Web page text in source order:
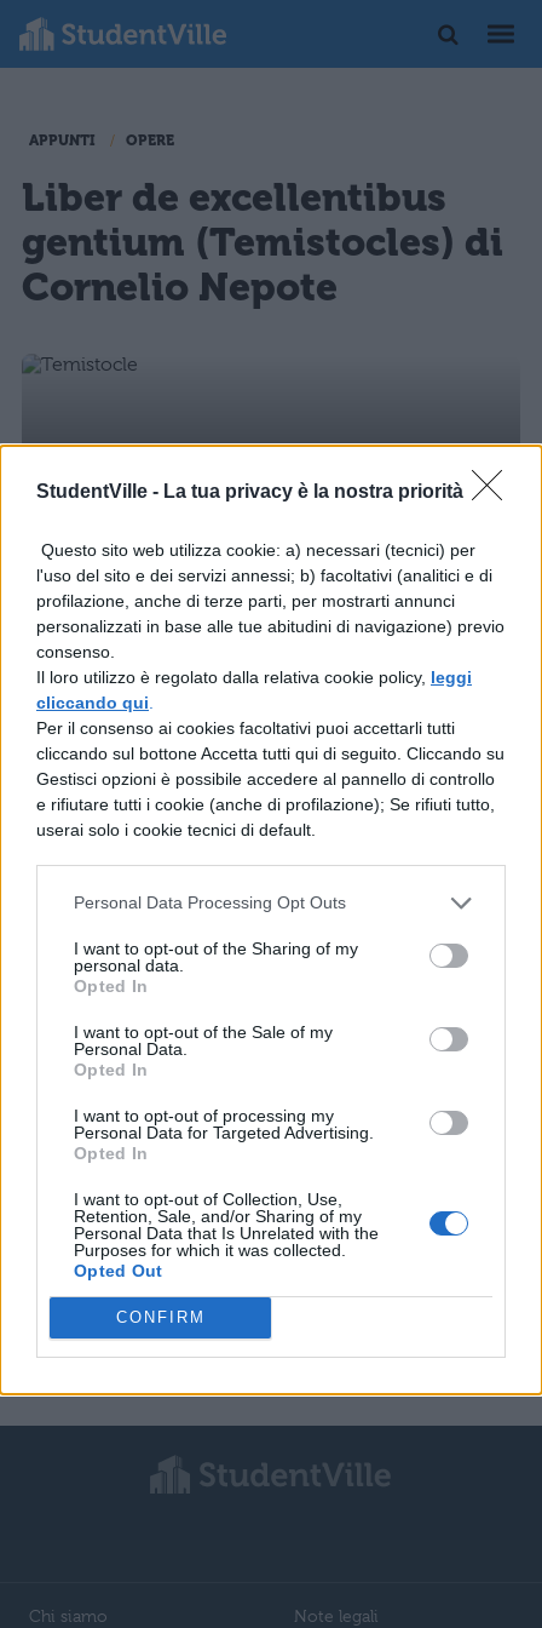
StudentVille - La tua privacy è la nostra priorità
Questo sito web utilizza cookie: a) necessari (tecnici) per
l'uso del sito e dei servizi annessi; b) facoltativi (analitici e di
profilazione, anche di terze parti, per mostrarti annunci
personalizzati in base alle tue abitudini di navigazione) previo
consenso.
Il loro utilizzo è regolato dalla relativa cookie policy, leggi
cliccando qui
Per il consenso ai cookies facoltativi puoi accettarli tutti
cliccando sul bottone Accetta tutti qui di seguito. Cliccando su
Gestisci opzioni è possibile accedere al pannello di controllo
e rifiutare tutti i cookie (anche di profilazione); Se rifiuti tutto,
userai solo i cookie tecnici di default.
Personal Data Processing Opt Outs
I want to opt-out of the Sharing of my
personal data.
Opted In
I want to opt-out of the Sale of my
Personal Data.
Opted In
I want to opt-out of processing my
Personal Data for Targeted Advertising.
Opted In
I want to opt-out of Collection, Use,
Retention, Sale, and/or Sharing of my
Personal Data that Is Unrelated with the
Purposes for which it was collected.
Opted Out
CONFIRM
APPUNTI OPERE
Liber de excellentibus
gentium (Temistocles) di
Cornelio Nepote
LETTERATURA LATINA
Temistocle
LETTERATURA LATINA
Temistocle crea la potenza navale di
Atene
Atene
Temistocles 1
LETTERATURA LATINA
LETTERATURA LATINA
Temistocles 5
Chi siamo Note legali